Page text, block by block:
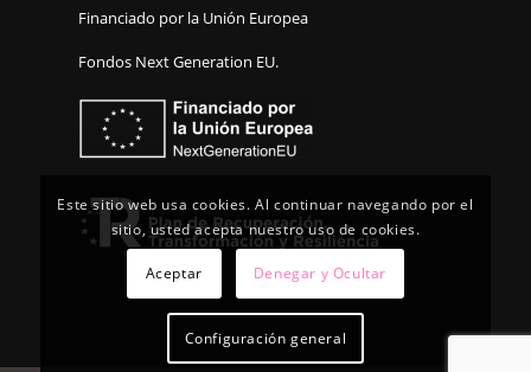
Este sitio web usa cookies. Al continuar navegando por el
sitio, usted acepta nuestro uso de cookies.
Aceptar Denegar y Ocultar
Configuración general
Financiado por la Unión Europea
Fondos Next Generation EU.